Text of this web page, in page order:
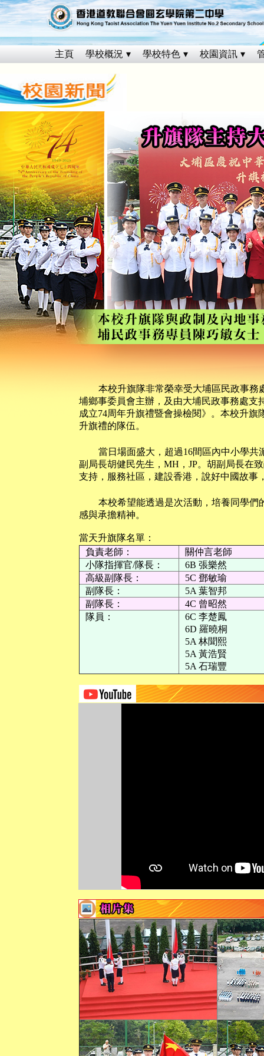
主頁 學校概況 學校特色 校園資訊
本校升旗隊非常榮幸受大埔區民政事
埔鄉事委員會主辦，及由大埔民政事務處支
成立74周年升旗禮暨會操檢閱》。本校升
升旗禮的隊伍。
當日場面盛大，超過16間區內中小學
副局長胡健民先生，MH，JP。胡副局長在
支持，服務社區，建設香港，說好中國故事
本校希望能透過是次活動，培養同學
感與承擔精神。
當天升旗隊名單：
負責老師：
關仲言老師
小隊指揮官/隊長：
6B 張樂然
高級副隊長：
5C 鄧敏瑜
副隊長：
5A 葉智邦
副隊長：
4C 曾昭然
隊員：
6C 李楚鳳
6D 羅曉桐
5A 林聞熙
5A 黃浩賢
5A 石瑞豐